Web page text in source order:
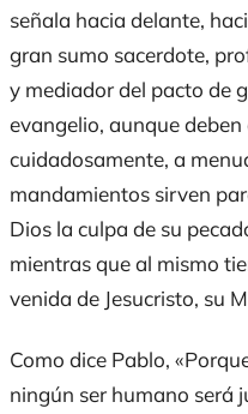
señala hacia delante,
gran sumo sacerdote,
y mediador del pacto de
evangelio, aunque
cuidadosamente, a
mandamientos sirven
Dios la culpa de su
mientras que al mismo
venida de Jesucristo, su
Como dice Pablo,
ningún ser humano será